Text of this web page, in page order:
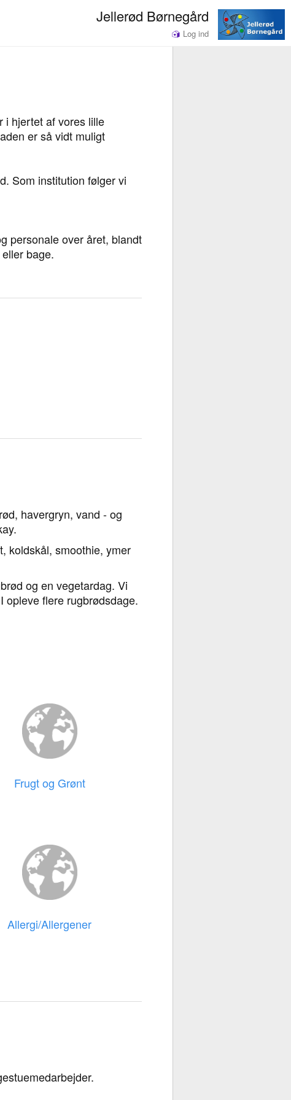
Jellerød Børnegård
Log ind
i hjertet af vores lille
er så vidt muligt
Som institution følger vi
personale over året, blandt
bage.
havergryn, vand - og
koldskål, smoothie, ymer
og en vegetardag. Vi
opleve flere rugbrødsdage.
Frugt og Grønt
Allergi/Allergener